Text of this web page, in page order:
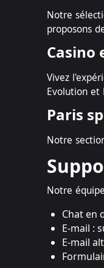
Notre
proposons
Casino
Vivez
Evolution et
Paris
Notre
Notre
Chat en
E-mail :
E-mail